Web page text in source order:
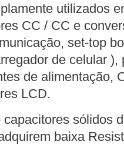
utilizados
CC / CC e
set-top
de celular
de alimentação,
LCD.
capacitores sólidos
baixa